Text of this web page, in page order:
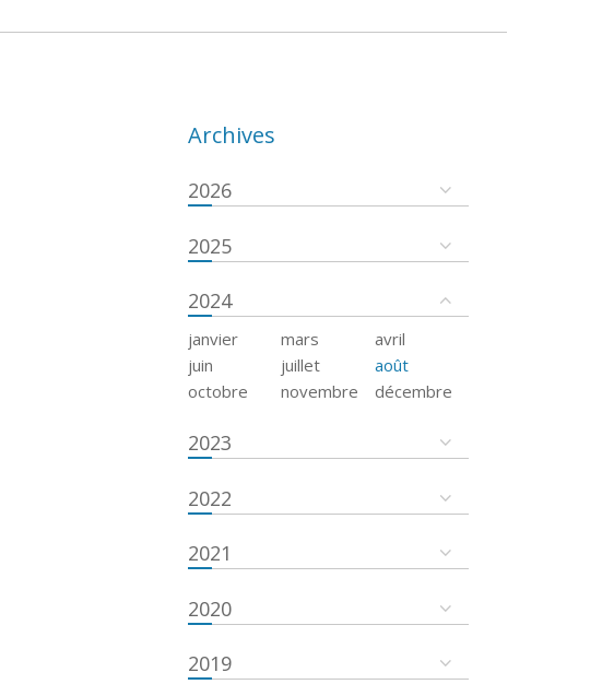
Archives
2026
2025
2024
janvier mars
avril
juin
juillet
août
octobre
novembre décembre
2023
2022
2021
2020
2019